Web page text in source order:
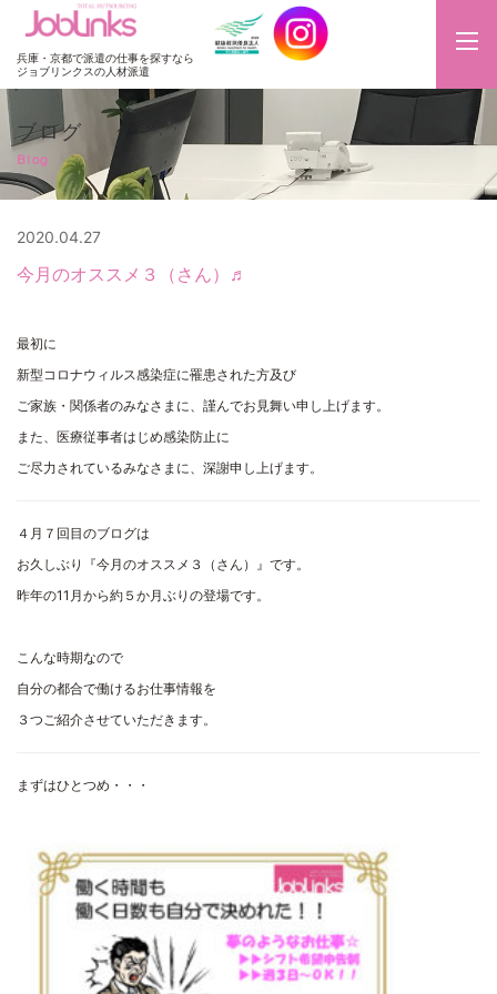
JobLinks
兵庫・京都で派遣の仕事を探すなら
ジョブリンクスの人材派遣
ブログ
Blog
2020.04.27
今月のオススメ３（さん）♬
最初に
新型コロナウィルス感染症に罹患された方及び
ご家族・関係者のみなさまに、謹んでお見舞い申し上げます。
また、医療従事者はじめ感染防止に
ご尽力されているみなさまに、深謝申し上げます。
４月７回目のブログは
お久しぶり『今月のオススメ３（さん）』です。
昨年の11月から約５か月ぶりの登場です。
こんな時期なので
自分の都合で働けるお仕事情報を
３つご紹介させていただきます。
まずはひとつめ・・・